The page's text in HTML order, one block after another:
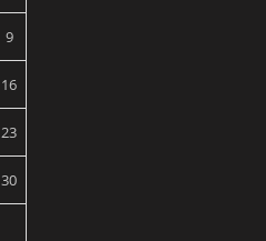
9
16
23
30